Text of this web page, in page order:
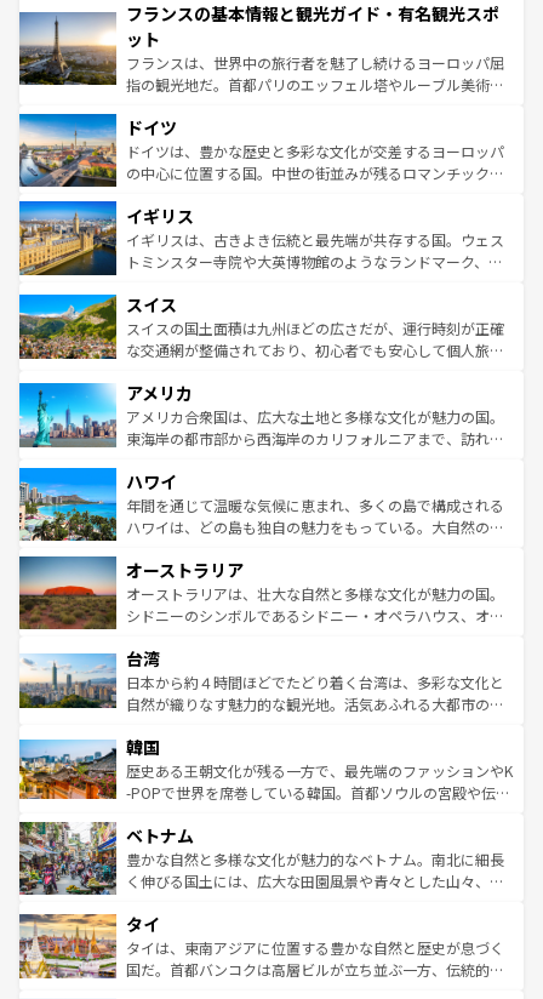
ませてくれるイタリアで、忘れられない旅をしてみよう！
なお、新着のイタリア情報は
しい。
文化が根付くこの国では、情熱的なフラメンコ、熱気あふ
れる闘牛、そして美味しいタパスが生活の一部となってい
る。首都マドリードの洗練された雰囲気や、バルセロナの
アートに溢れた街角から、地方では古代ローマ遺跡や中世
せる。地方によって風土や気候が異なるスペインはその個
性で訪れる人を魅了する。 なお、新着のスペイン情報は コ
ンテンツ一覧を参照してほしい。
フランスの基本情報と観光ガイド・有名観光スポ
ット
フランスは、世界中の旅行者を魅了し続けるヨーロッパ屈
指の観光地だ。首都パリのエッフェル塔やルーブル美術館
で、幅広い魅力が詰まっている。華麗な宮殿、歴史的な大
聖堂、美しいビーチ、そして豊かな自然が、訪れる者を心
から魅了する。また、フランスは美食の国としても知ら
いる。シャンパンの発祥地であるランス、プロヴァンスの
香り高いラベンダー畑など、多彩な楽しみ方が可能だ。さ
らに、パリ以外の地域にも魅力が溢れており、どの街角に
れる地方に足を運ぶとそれぞれで全く異なる文化を体験で
きるだろう。 なお、新着のフランス情報はコンテンツ一覧
を参照してほしい。
ドイツ
ドイツは、豊かな歴史と多彩な文化が交差するヨーロッパ
の中心に位置する国。中世の街並みが残るロマンチック街
顔を持つこの国は、どこを歩いても飽きることがない。ベ
ルリンの文化的活気、バイエルン州のアルプスの絶景、そ
してライン川沿いのワイン畑といった風景は必見。ビール
は、お酒好きな人にはぜひ体験してほしい。 なお、新着の
ドイツ情報はコンテンツ一覧を参照してほしい。
イギリス
イギリスは、古きよき伝統と最先端が共存する国。ウェス
トミンスター寺院や大英博物館のようなランドマーク、歴
リアごとに異なる魅力がある。また、優雅なアフタヌーン
ティー、ビール好きにはたまらない英国パブ、サッカー観
戦など、本場だからこそできる体験も豊富。イギリスを旅
ンツ一覧を参照してほしい。
スイス
スイスの国土面積は九州ほどの広さだが、運行時刻が正確
な交通網が整備されており、初心者でも安心して個人旅行
の建物がそのまま残る町や、スイスならではのユニークな
博物館もあり、アルプス観光だけでなく町歩きも満喫する
ことができる。国民の所得が高いため物価も高いが、旅行
ば市内交通費無料で観光を楽しむこともできる。 なお、新
着のスイス情報はコンテンツ一覧 を参照してほしい。
アメリカ
アメリカ合衆国は、広大な土地と多様な文化が魅力の国。
東海岸の都市部から西海岸のカリフォルニアまで、訪れる
のような巨大都市は、観光、ショッピング、エンターテイ
ンメントが詰まった刺激的なスポットだ。一方、アメリカ
西部には大自然が広がり、グランドキャニオンやイエロー
部のニューオーリンズでは、音楽と美食が融合した独特の
文化が魅力。旅行者はアメリカの各地域で異なる魅力を楽
しみながら、その多様性と豊かな歴史を感じることができ
ならではの贅沢な旅のスタイルだ。 なお、新着のアメリカ
情報はコンテンツ一覧を参照してほしい。
ハワイ
年間を通じて温暖な気候に恵まれ、多くの島で構成される
ハワイは、どの島も独自の魅力をもっている。大自然の神
ワイ島は見逃せない。また、定番の観光地といえばオアフ
島だが、静かな自然を求めるならマウイ島やカウアイ島が
おすすめ。エメラルドグリーンに輝く海をはじめ、豊かな
れるおもてなしの心で訪れる人々を迎えてくれるハワイの
人々、おいしいローカルフードやハワイアンミュージッ
ク、伝統的なフラダンスなど、すべてがハワイの魅力を彩
ワイを、存分に味わってほしい。 なお、新着のハワイ情報
はコンテンツ一覧を参照してほしい。
オーストラリア
オーストラリアは、壮大な自然と多様な文化が魅力の国。
シドニーのシンボルであるシドニー・オペラハウス、オー
リアリーフや大陸中央部にそびえるウルル（エアーズロッ
ク）、タスマニアの美しい原生林やケアンズの熱帯雨林な
ど、見どころがたくさん。また、カフェやワイン、オージ
いる。アクティビティも充実しており、サーフィンやダイ
ビング、ハイキングなど、アウトドア好きにはたまらな
い。オーストラリアの多彩な魅力を存分に味わいつくそ
参照してほしい。
台湾
日本から約４時間ほどでたどり着く台湾は、多彩な文化と
自然が織りなす魅力的な観光地。活気あふれる大都市の台
ン）、静ひつな山岳地帯である台湾東部など、都市の喧騒
と山間の静けさが共存しており、訪れる人に新しい発見と
驚きをもたらしてくれる。また、奥深い台湾の食文化も魅
容にもいいと評判のスイーツなど、バラエティ豊かな料理
が味わえる。 なお、新着の台湾情報は コンテンツ一覧を参
照してほしい。
韓国
歴史ある王朝文化が残る一方で、最先端のファッションやK
-POPで世界を席巻している韓国。首都ソウルの宮殿や伝統
き、地方に足を延ばせば四季折々の自然美を楽しむことが
できる。そして、キムチや焼肉、絶品のストリートフード
まで、さまざまな韓国料理が待っている。夜には、韓国な
リティに包まれながら、韓国の多彩な魅力を心ゆくまで味
わってみてほしい。 なお、新着の韓国情報はコンテンツ一
覧を参照してほしい。
ベトナム
豊かな自然と多様な文化が魅力的なベトナム。南北に細長
く伸びる国土には、広大な田園風景や青々とした山々、世
急速な発展と共に伝統が息づく。ハノイの古い町並みやホ
ーチミン市のフランス統治時代の建物も、独特の雰囲気を
醸し出している。また、バラエティの豊かさとおいしさで
タイ
タイは、東南アジアに位置する豊かな自然と歴史が息づく
国だ。首都バンコクは高層ビルが立ち並ぶ一方、伝統的な